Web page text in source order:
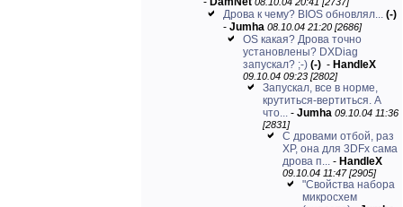
Дрова к чему? BIOS обновлял... (-)
- Jumha 08.10.04 21:20 [2686]
OS какая? Дрова точно
установлены? DXDiag
запускал? ;-) (-) - HandleX
09.10.04 09:23 [2802]
Запускал, все в норме,
крутиться-вертиться. А
что... - Jumha 09.10.04 11:36
[2831]
С дровами отбой, раз
XP, она для 3DFx сама
дрова п... - HandleX
09.10.04 11:47 [2905]
"Свойства набора
микросхем